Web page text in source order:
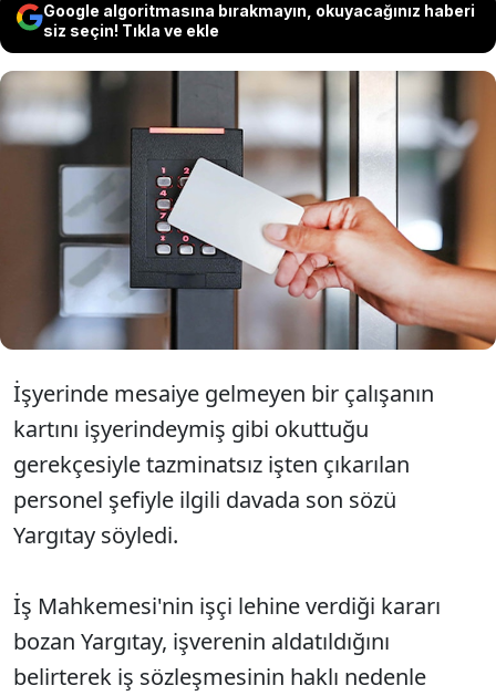
Google algoritmasına bırakmayın, okuyacağınız haberi
siz seçin! Tıkla ve ekle
Yargıtay, işe gelmeyen bir çalışanın kartını
işyerindeymiş gibi okutarak usulsüz işlem yaptığı
belirlenen amirin işten çıkarılmasını haklı buldu.
Yüksek Mahkeme, işverenin güvenini sarsan bu
davranış nedeniyle yapılan feshin hukuka uygun
olduğuna karar verirken, amirin kıdem ve ihbar
tazminatı taleplerinin reddedilmesi gerektiğine
hükmetti.
İşyerinde mesaiye gelmeyen bir çalışanın
kartını işyerindeymiş gibi okuttuğu
gerekçesiyle tazminatsız işten çıkarılan
personel şefiyle ilgili davada son sözü
Yargıtay söyledi.
İş Mahkemesi'nin işçi lehine verdiği kararı
bozan Yargıtay, işverenin aldatıldığını
belirterek iş sözleşmesinin haklı nedenle